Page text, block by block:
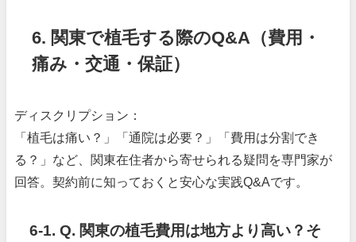
6. 関東で植毛する際のQ&A（費用・
痛み・交通・保証）
ディスクリプション：
「植毛は痛い？」「通院は必要？」「費用は分割でき
る？」など、関東在住者から寄せられる疑問を専門家が
回答。契約前に知っておくと安心な実践Q&Aです。
6-1. Q. 関東の植毛費用は地方より高い？そ